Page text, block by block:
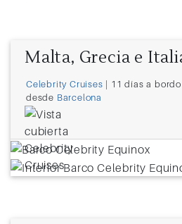
Malta, Grecia e
Celebrity Cruises | 11 días a
desde Barcelona